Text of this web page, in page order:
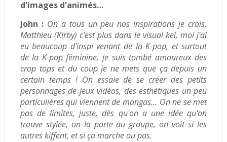
d'images d'animés…
John : On a tous un peu nos inspirations je crois,
Matthieu (Kirby) c'est plus dans le visual kei, moi j'ai
eu beaucoup d'inspi venant de la K-pop, et surtout
de la K-pop féminine, je suis tombé amoureux des
crop tops et du coup je ne mets que ça depuis un
certain temps ! On essaie de se créer des petits
personnages de jeux vidéos, des esthétiques un peu
particulières qui viennent de mangas… On ne se met
pas de limites, juste, dès qu'on a une idée qu'on
trouve stylée, on la porte au groupe, on voit si les
autres kiffent, et si ça marche ou pas.